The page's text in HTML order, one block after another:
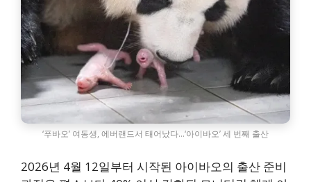
‘푸바오’ 여동생, 에버랜드서 태어났다…‘아이바오’ 세 번째 출산
2026년 4월 12일부터 시작된 아이바오의 출산 준비